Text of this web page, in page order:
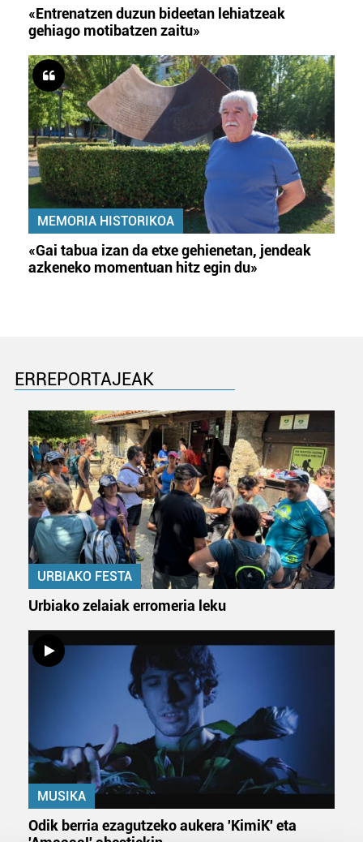
«Entrenatzen duzun bideetan lehiatzeak
gehiago motibatzen zaitu»
MEMORIA HISTORIKOA
«Gai tabua izan da etxe gehienetan, jendeak
azkeneko momentuan hitz egin du»
ERREPORTAJEAK
URBIAKO FESTA
Urbiako zelaiak erromeria leku
MUSIKA
Odik berria ezagutzeko aukera 'KimiK' eta